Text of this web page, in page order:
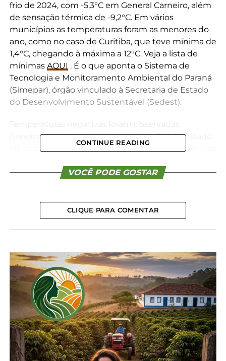
frio de 2024, com -5,3°C em General Carneiro, além
de sensação térmica de -9,2°C. Em vários
municípios as temperaturas foram as menores do
ano, como no caso de Curitiba, que teve mínima de
1,4°C, chegando à máxima a 12°C. Veja a lista de
mínimas AQUI . É o que aponta o Sistema de
Tecnologia e Monitoramento Ambiental do Paraná
(Simepar), órgão vinculado à Secretaria de Estado
do Desenvolvimento Sustentável (Sedest).
principalmente nas cidades mais ao Sul do Estado.
Os cinco municípios que apresentaram as menores
(-5,3°C); Palmas, no Sudoeste, (-3,6°C); São Mateus
Quinze cidades, entre as 57 com estações,
registraram temperaturas abaixo de zero no Paraná.
No começo da manhã a temperatura mais alta foi
Como explica o meteorologista William Max de
Oliveira Romão, do Simepar, a queda drástica dos
termômetros nesta semana tem relação com um
fenômeno climático específico. “Atualmente, nós
temos um anticiclone passando por cima do
Paraná. É uma massa de ar de alta pressão que joga
o ar frio de níveis mais altos da atmosfera para a
superfície. Assim, as temperaturas ficam mais
CONTINUE READING
VOCÊ PODE GOSTAR
CLIQUE PARA COMENTAR